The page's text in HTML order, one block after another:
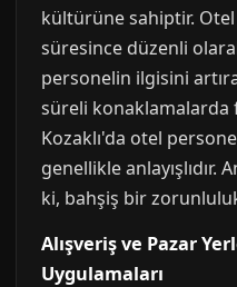
kültürüne sahiptir.
süresince düzenli
personelin ilgisini
süreli konaklamalarda
Kozaklı'da otel
genellikle
ki, bahşiş bir
Alışveriş ve Pazar
Uygulamaları